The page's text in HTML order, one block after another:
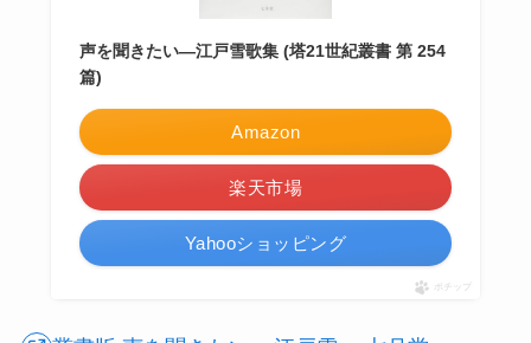
声を聞きたい―江戸雪歌集 (塔21世紀叢書 第 254
篇)
Amazon
楽天市場
Yahooショッピング
ポチップ